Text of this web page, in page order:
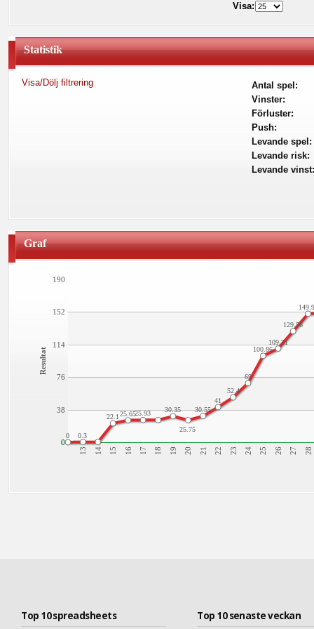
Visa:
Statistik
Visa/Dölj filtrering
Antal spel:
Vinster:
Förluster:
Push:
Levande spel:
Levande risk:
Levande
Graf
13 14 15 16 17 18 19 20 21 22 23 24 25 26 27 28
0
38
76
114
152
190
0
0 0.3
22.125.6525.93 30.35
25.75
30.55
41
52.4
69
100.86
109.31
129.56
Resultat
Top 10 spreadsheets Top 10 senaste veckan